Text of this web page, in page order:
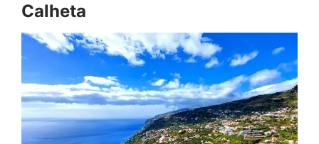
Calheta